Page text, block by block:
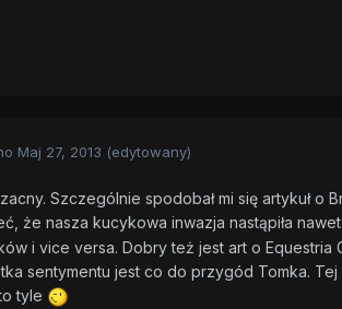
Maj 27, 2013 (edytowany)
Szczególnie spodobał mi się artykuł o
że nasza kucykowa inwazja nastąpiła
i vice versa. Dobry też jest art o Equestria
sentymentu jest co do przygód Tomka.
tyle